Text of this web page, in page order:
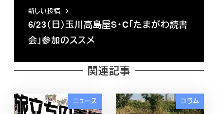
新しい投稿
6/23（日）玉川高島屋S・C「たまがわ読書
会」参加のススメ
関連記事
ニュース コラム